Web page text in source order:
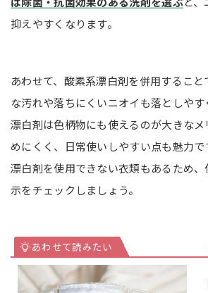
抑えやすくなります。
あわせて、酸素系漂白剤を併用するこ
な汚れや落ちにくいニオイも落としや
漂白剤は色柄物にも使えるのが大きな
めにくく、日常使いしやすい点も魅力
漂白剤を使用できない衣類もあるため
示をチェックしましょう。